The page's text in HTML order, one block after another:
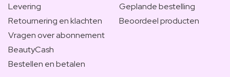
Levering
Retournering en klachten
Vragen over abonnement
BeautyCash
Bestellen en betalen
Geplande bestelling
Beoordeel producten